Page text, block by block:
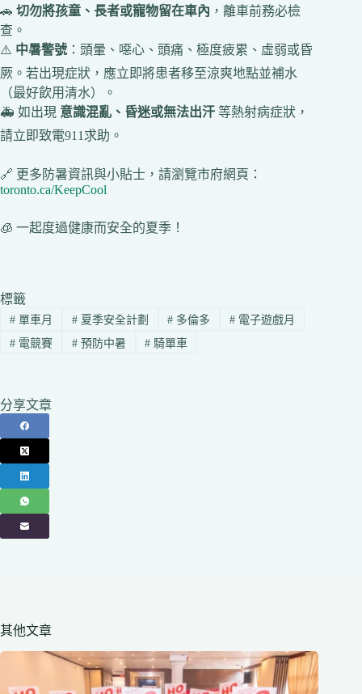
🚗 切勿將孩童、長者或寵物留在車內 ，離車前務必檢
查。
⚠️ 中暑警號 ：頭暈、噁心、頭痛、極度疲累、虛弱或昏
厥。若出現症狀，應立即將患者移至涼爽地點並補水
（最好飲用清水）。
🚑 如出現 意識混亂、昏迷或無法出汗 等熱射病症狀，
請立即致電911求助。
🔗 更多防暑資訊與小貼士，請瀏覽市府網頁：
toronto.ca/KeepCool
🧊 一起度過健康而安全的夏季！
標籤
#單車月 #夏季安全計劃 # 多倫多 # 電子遊戲月
#電競賽 #預防中暑 # 騎單車
分享文章
其他文章